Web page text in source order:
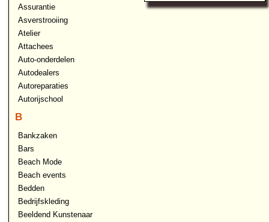
Assurantie
Asverstrooiing
Atelier
Attachees
Auto-onderdelen
Autodealers
Autoreparaties
Autorijschool
B
Bankzaken
Bars
Beach Mode
Beach events
Bedden
Bedrijfskleding
Beeldend Kunstenaar